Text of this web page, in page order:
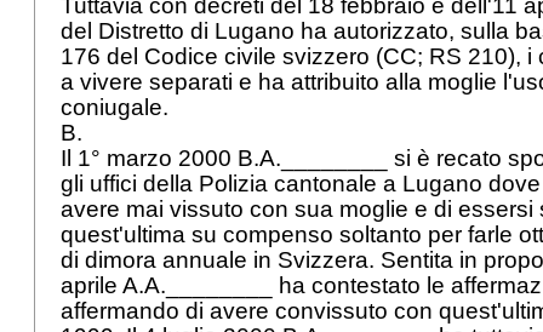
Tuttavia con decreti del 18 febbraio e dell'11
del Distretto di Lugano ha autorizzato, sulla
176 del Codice civile svizzero (CC; RS 210), i
a vivere separati e ha attribuito alla moglie
coniugale.
B.
Il 1° marzo 2000 B.A.________ si è recato
gli uffici della Polizia cantonale a Lugano
avere mai vissuto con sua moglie e di essersi
quest'ultima su compenso soltanto per farle
di dimora annuale in Svizzera. Sentita in
aprile A.A.________ ha contestato le
affermando di avere convissuto con